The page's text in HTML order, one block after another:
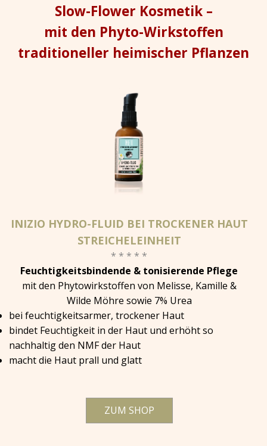
Slow-Flower Kosmetik –
mit den Phyto-Wirkstoffen
traditioneller heimischer Pflanzen
INIZIO HYDRO-FLUID BEI TROCKENER HAUT
STREICHELEINHEIT
* * * * *
Feuchtigkeitsbindende & tonisierende Pflege
mit den Phytowirkstoffen von Melisse, Kamille &
Wilde Möhre sowie 7% Urea
bei feuchtigkeitsarmer, trockener Haut
bindet Feuchtigkeit in der Haut und erhöht so
nachhaltig den NMF der Haut
macht die Haut prall und glatt
ZUM SHOP